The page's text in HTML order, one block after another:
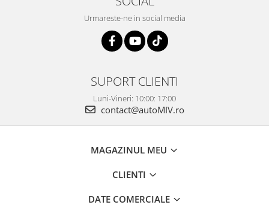
Urmareste-ne in social media
SUPORT CLIENTI
Luni-Vineri: 10:00: 17:00
contact@autoMIV.ro
MAGAZINUL MEU
CLIENTI
DATE COMERCIALE